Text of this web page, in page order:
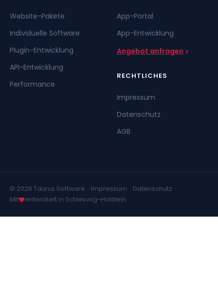
Website-Pakete
Individuelle Software
Plugin-Entwicklung
API-Entwicklung
Performance
App-Portal
App-Entwicklung
Angebot anfragen
RECHTLICHES
Impressum
Datenschutz
AGB
© 2026 Taurus Software · Impressum · Datenschutz
Mit
entwickelt in Schleswig-Holstein